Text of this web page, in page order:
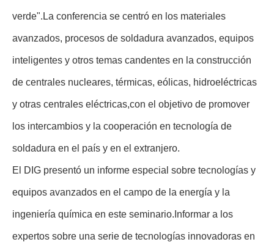
verde".La conferencia se centró en los materiales
avanzados, procesos de soldadura avanzados, equipos
inteligentes y otros temas candentes en la construcción
de centrales nucleares, térmicas, eólicas, hidroeléctricas
y otras centrales eléctricas,con el objetivo de promover
los intercambios y la cooperación en tecnología de
soldadura en el país y en el extranjero.
El DIG presentó un informe especial sobre tecnologías y
equipos avanzados en el campo de la energía y la
ingeniería química en este seminario.Informar a los
expertos sobre una serie de tecnologías innovadoras en